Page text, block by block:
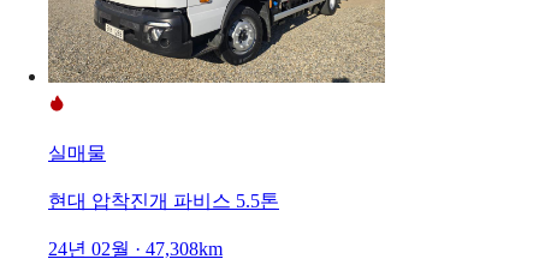
실매물
현대 압착진개 파비스 5.5톤
24년 02월 · 47,308km